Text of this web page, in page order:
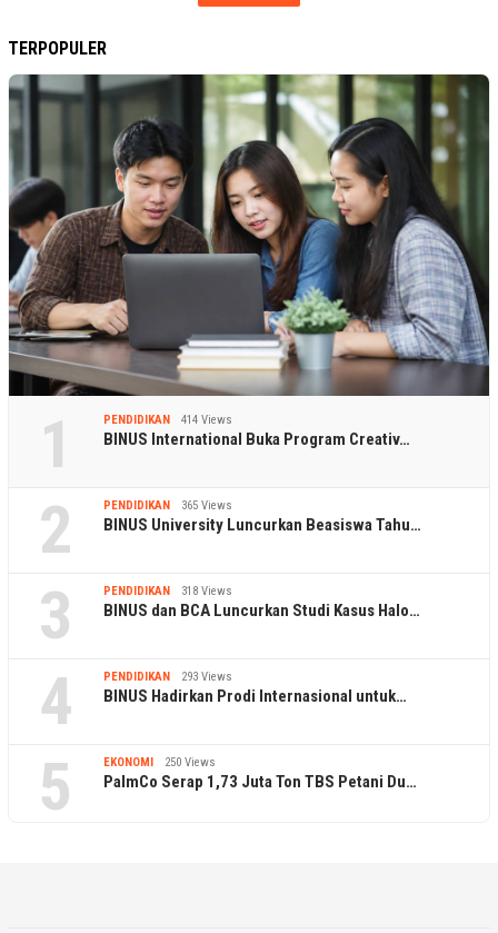
TERPOPULER
1 PENDIDIKAN 414 Views
BINUS International Buka Program Creativ…
2 PENDIDIKAN 365 Views
BINUS University Luncurkan Beasiswa Tahu…
3 PENDIDIKAN 318 Views
BINUS dan BCA Luncurkan Studi Kasus Halo…
4 PENDIDIKAN 293 Views
BINUS Hadirkan Prodi Internasional untuk…
5 EKONOMI 250 Views
PalmCo Serap 1,73 Juta Ton TBS Petani Du…